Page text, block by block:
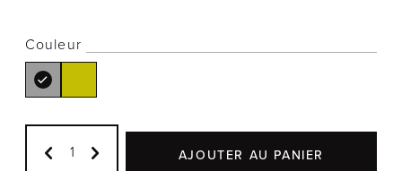
Notre histoire
Couleur
AJOUTER AU PANIER